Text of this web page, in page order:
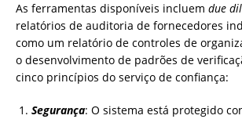
As ferramentas disponíveis incluem due
relatórios de auditoria de fornecedores
como um relatório de controles de
o desenvolvimento de padrões de
cinco princípios do serviço de confiança:
Segurança: O sistema está protegido